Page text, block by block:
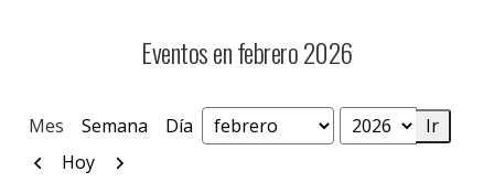
Eventos en febrero 2026
Mes Semana Día Mes
Año
Anterior
Hoy Siguiente